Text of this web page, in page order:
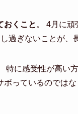
おくこと 。 4月に頑
過ぎないことが、
特に感受性が高い
っているのでは